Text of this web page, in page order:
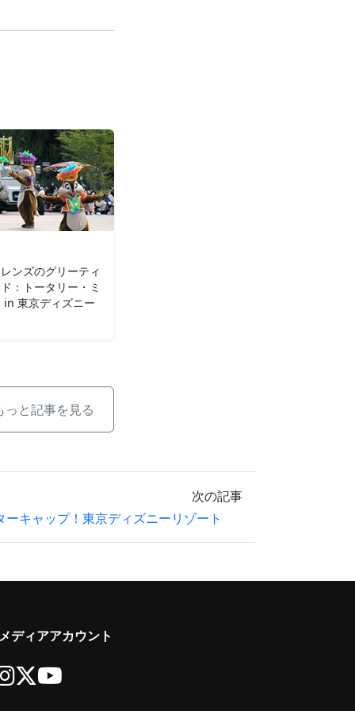
ンズのグリーティ
：トータリー・ミ
in 東京ディズニー
っと記事を見る
次の記事
キャップ！東京ディズニーリゾート
メディアアカウント